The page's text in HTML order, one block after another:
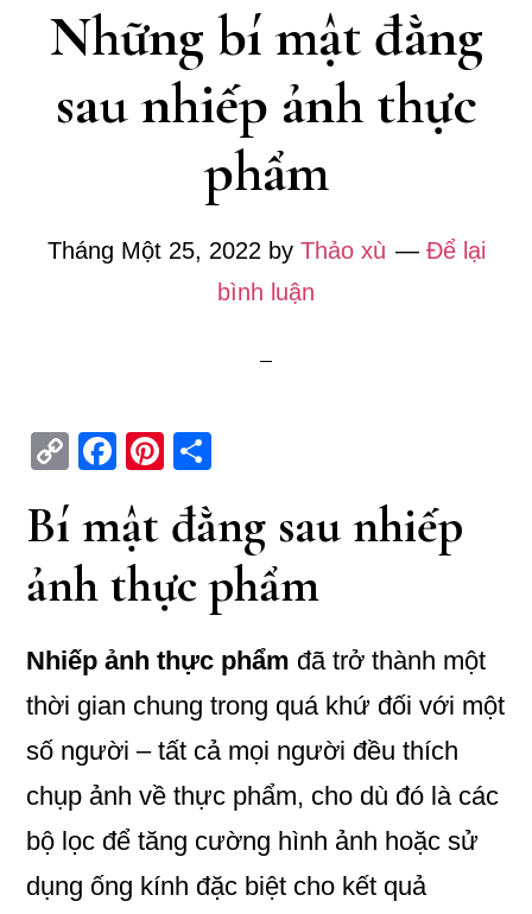
biết
Những bí mật đằng
sau nhiếp ảnh thực
phẩm
Tháng Một 25, 2022 by Thảo xù
Để lại
bình luận
C
y
Li
n
k
Fa
bo
ok
Pi
er
es
t
re
Bí mật đằng sau nhiếp
ảnh thực phẩm
Nhiếp ảnh thực phẩm đã trở thành một
thời gian chung trong quá khứ đối với một
số người – tất cả mọi người đều thích
chụp ảnh về thực phẩm, cho dù đó là các
bộ lọc để tăng cường hình ảnh hoặc sử
dụng ống kính đặc biệt cho kết quả